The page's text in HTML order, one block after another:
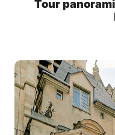
Tour